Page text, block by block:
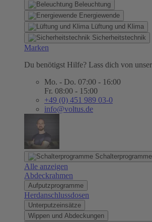
Beleuchtung
Energiewende
Lüftung und Klima
Sicherheitstechnik
Marken
Du benötigst Hilfe? Lass dich von
Mo. - Do. 07:00 - 16:00
Fr. 08:00 - 15:00
+49 (0) 451 989 03-0
info@voltus.de
Schalterprogramme
Alle anzeigen
Abdeckrahmen
Aufputzprogramme
Herdanschlussdosen
Unterputzeinsätze
Wippen und Abdeckungen